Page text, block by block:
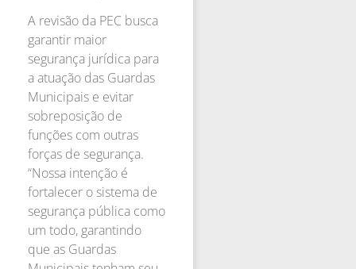
A revisão da PEC busca
garantir maior
segurança jurídica para
a atuação das Guardas
Municipais e evitar
sobreposição de
funções com outras
forças de segurança.
“Nossa intenção é
fortalecer o sistema de
segurança pública como
um todo, garantindo
que as Guardas